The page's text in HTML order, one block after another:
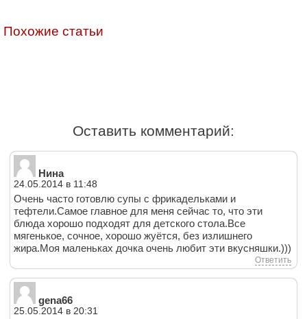
Похожие статьи
Оставить комментарий:
Нина
24.05.2014 в 11:48
Очень часто готовлю супы с фрикадельками и
тефтели.Самое главное для меня сейчас то, что эти
блюда хорошо подходят для детского стола.Все
мягенькое, сочное, хорошо жуётся, без излишнего
жира.Моя маленьках дочка очень любит эти вкусняшки.)))
Ответить
gena66
25.05.2014 в 20:31